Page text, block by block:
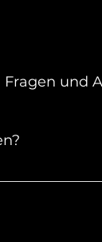
Fragen und
Parkplatz